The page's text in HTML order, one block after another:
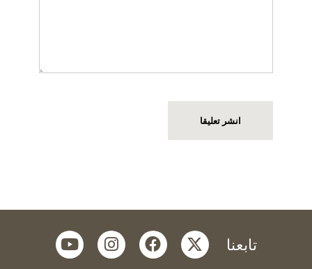
تابعنا twitter
facebook
instagram
youtube